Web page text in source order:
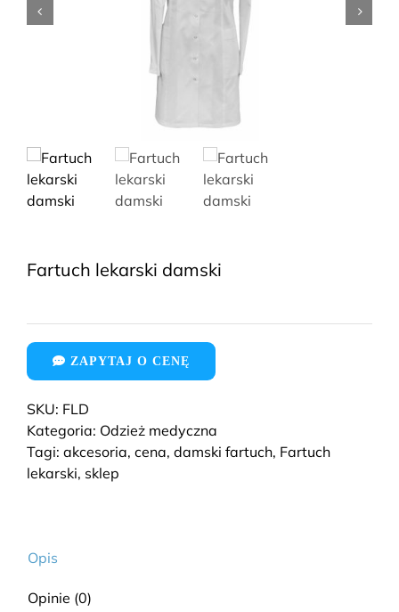
Fartuch lekarski damski
ZAPYTAJ O CENĘ
SKU: FLD
Kategoria: Odzież medyczna
Tagi: akcesoria, cena, damski fartuch, Fartuch
lekarski, sklep
Opis
Opinie (0)